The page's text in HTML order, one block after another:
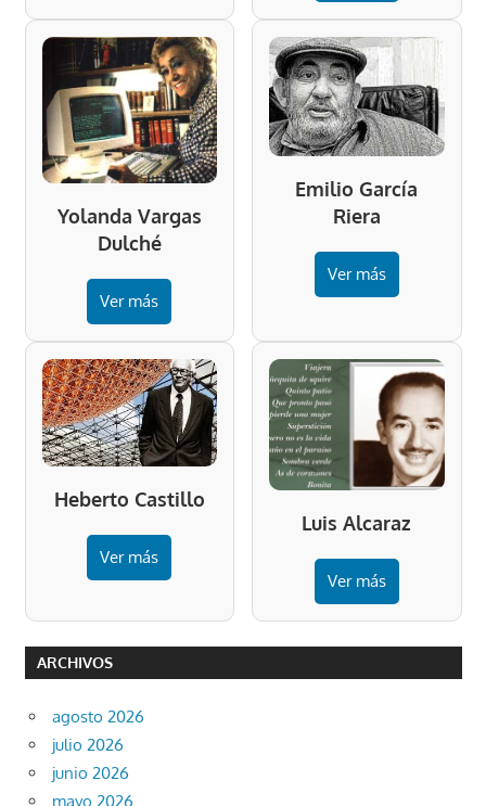
Yolanda Vargas
Dulché
Ver más
Emilio García
Riera
Ver más
Heberto Castillo
Ver más
Luis Alcaraz
Ver más
ARCHIVOS
agosto 2026
julio 2026
junio 2026
mayo 2026